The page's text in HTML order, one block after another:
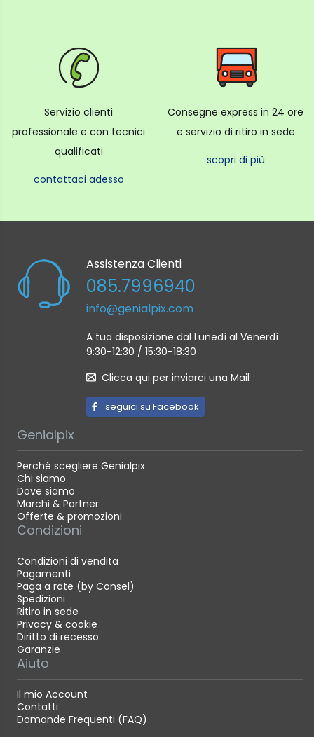
Servizio clienti
professionale e con tecnici
qualificati
contattaci adesso
Consegne express in 24 ore
e servizio di ritiro in sede
scopri di più
Assistenza Clienti
085.7996940
info@genialpix.com
A tua disposizione dal Lunedì al Venerdì
9:30-12:30 / 15:30-18:30
Clicca qui per inviarci una Mail
seguici su Facebook
Genialpix
Perché scegliere Genialpix
Chi siamo
Dove siamo
Marchi & Partner
Offerte & promozioni
Condizioni
Condizioni di vendita
Pagamenti
Paga a rate (by Consel)
Spedizioni
Ritiro in sede
Privacy & cookie
Diritto di recesso
Garanzie
Aiuto
Il mio Account
Contatti
Domande Frequenti (FAQ)